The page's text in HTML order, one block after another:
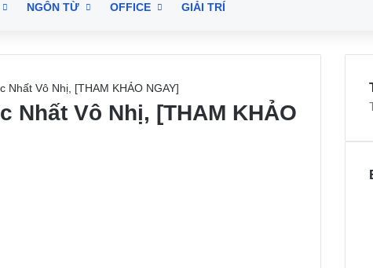
NGÔN TỪ OFFICE GIẢI TRÍ
Vô Nhị, [THAM KHẢO NGAY]
Nhất Vô Nhị, [THAM KHẢO